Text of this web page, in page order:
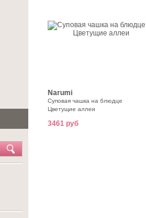
Narumi
Суповая чашка на блюдце
Цветущие аллеи
3461 руб